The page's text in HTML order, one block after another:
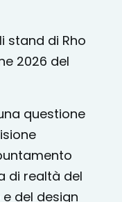
stand di Rho
2026 del
questione
di realtà del
del design